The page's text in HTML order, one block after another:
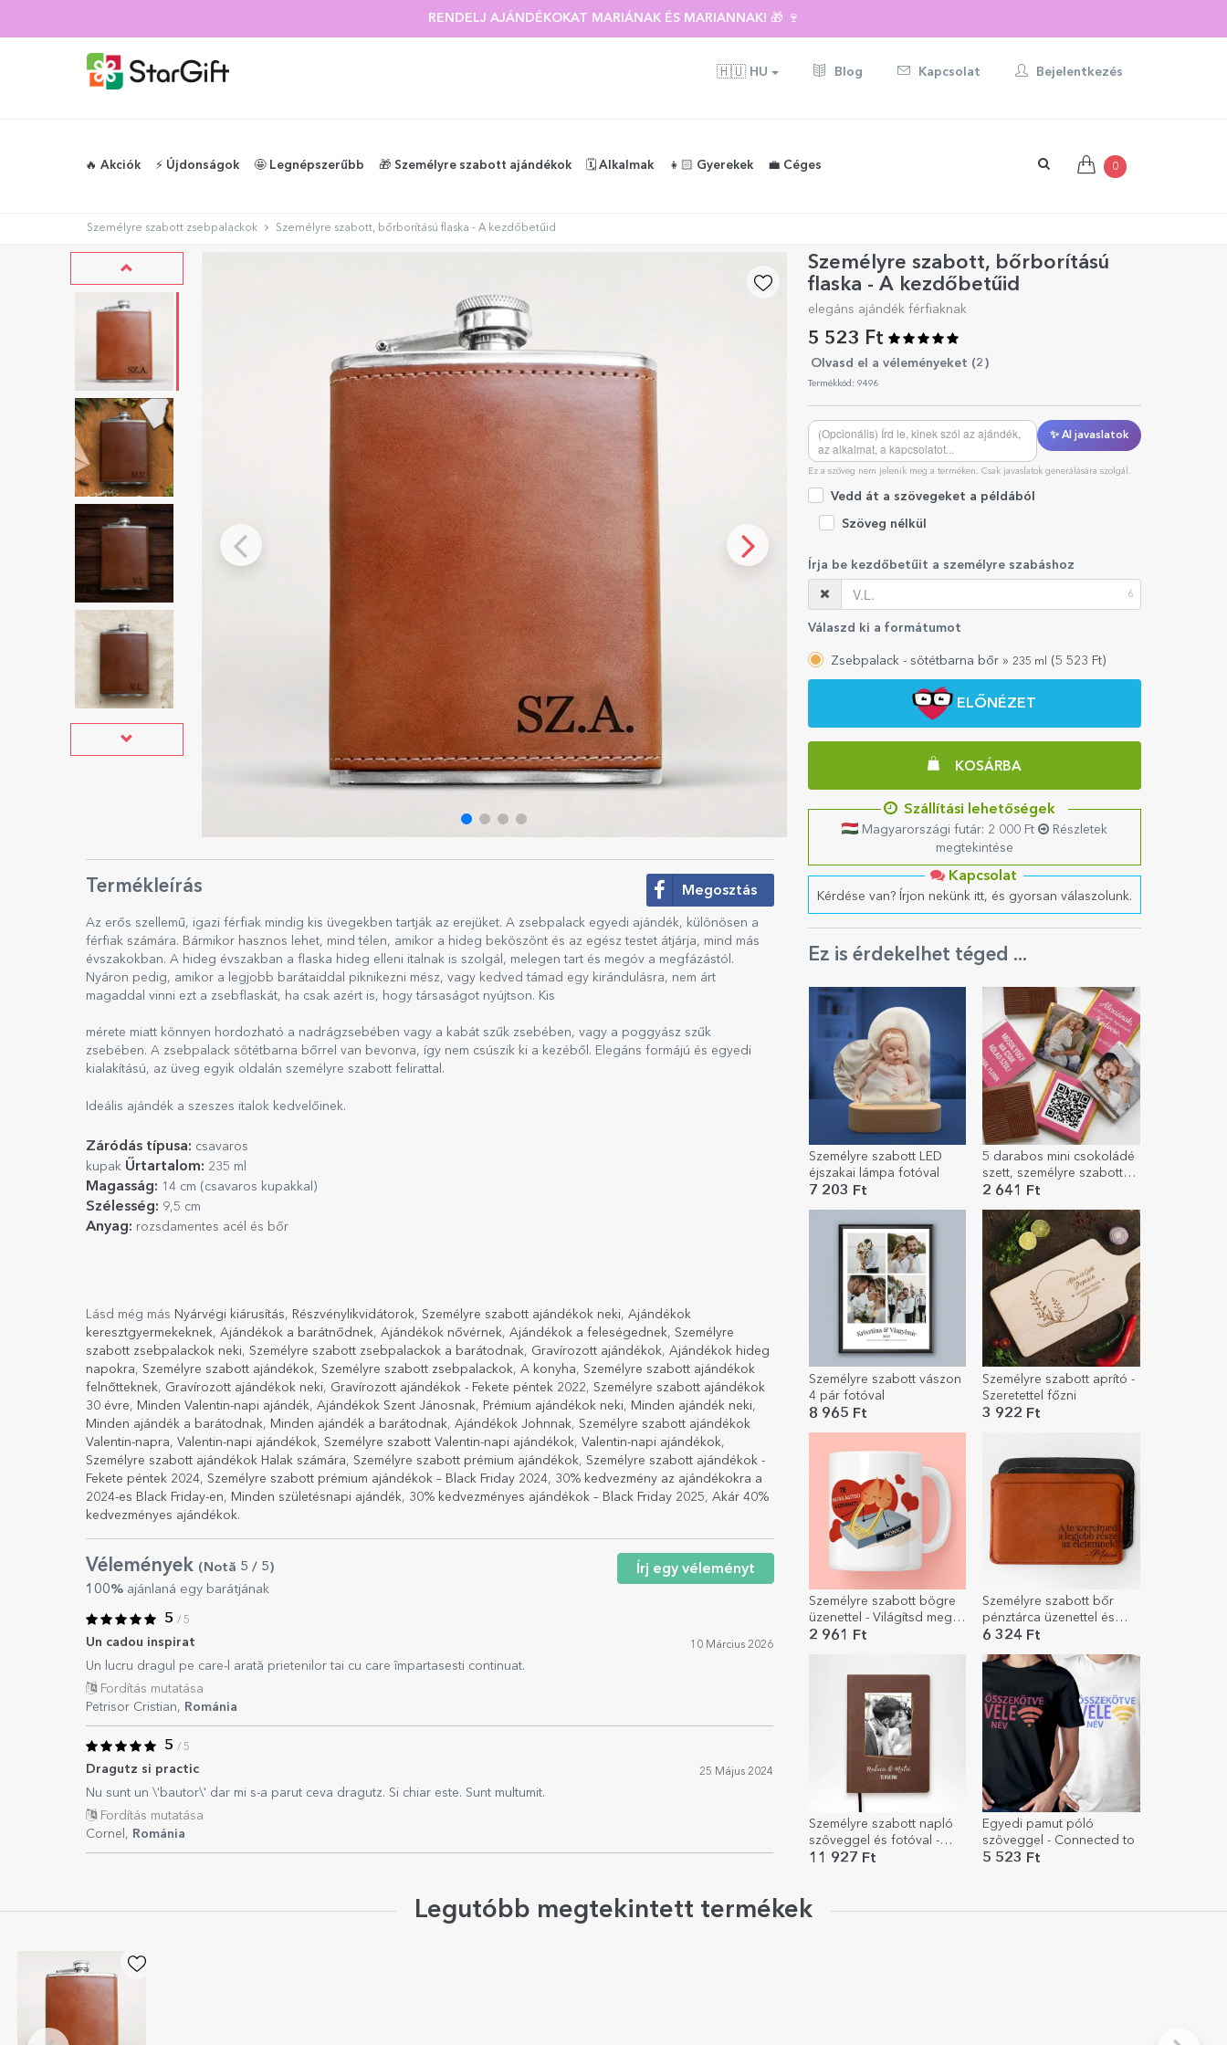
RENDELJ AJÁNDÉKOKAT MARIÁNAK ÉS MARIANNAK! 🎁 🍷
🇭🇺 HU Blog Kapcsolat Bejelentkezés
🔥 Akciók ⚡️ Újdonságok 🤩 Legnépszerűbb 🎁 Személyre szabott ajándékok 🗓️ Alkalmak 👧🏻 Gyerekek 💼 Céges 0
Személyre szabott zsebpalackok Személyre szabott, bőrborítású flaska - A kezdőbetűid
Személyre szabott, bőrborítású
flaska - A kezdőbetűid
elegáns ajándék férfiaknak
5 523 Ft
Olvasd el a véleményeket (2 )
Termékkód: 9496
✨ AI javaslatok
Ez a szöveg nem jelenik meg a terméken. Csak javaslatok generálására szolgál.
Vedd át a szövegeket a példából
Szöveg nélkül
Írja be kezdőbetűit a személyre szabáshoz
6
Válaszd ki a formátumot
Zsebpalack - sötétbarna bőr » 235 ml (5 523 Ft)
ELŐNÉZET
KOSÁRBA
Szállítási lehetőségek
Magyarországi futár: 2 000 Ft
Részletek
megtekintése
Kapcsolat
Kérdése van? Írjon nekünk itt, és gyorsan válaszolunk.
Ez is érdekelhet téged ...
Személyre szabott LED
éjszakai lámpa fotóval
7 203 Ft
5 darabos mini csokoládé
szett, személyre szabott
fotókkal, QR-kóddal és
különleg
2 641 Ft
Személyre szabott vászon
4 pár fotóval
8 965 Ft
Személyre szabott aprító -
Szeretettel főzni
3 922 Ft
Személyre szabott bögre
üzenettel - Világítsd meg a
szívem
2 961 Ft
Személyre szabott bőr
pénztárca üzenettel és
aláírással - A szerelmed
6 324 Ft
Személyre szabott napló
szöveggel és fotóval -
Tervek
11 927 Ft
Egyedi pamut póló
szöveggel - Connected to
5 523 Ft
Termékleírás Megosztás
Az erős szellemű, igazi férfiak mindig kis üvegekben tartják az erejüket. A zsebpalack egyedi ajándék, különösen a
férfiak számára. Bármikor hasznos lehet, mind télen, amikor a hideg beköszönt és az egész testet átjárja, mind más
évszakokban. A hideg évszakban a flaska hideg elleni italnak is szolgál, melegen tart és megóv a megfázástól.
Nyáron pedig, amikor a legjobb barátaiddal piknikezni mész, vagy kedved támad egy kirándulásra, nem árt
magaddal vinni ezt a zsebflaskát, ha csak azért is, hogy társaságot nyújtson. Kis
mérete miatt könnyen hordozható a nadrágzsebében vagy a kabát szűk zsebében, vagy a poggyász szűk
zsebében. A zsebpalack sötétbarna bőrrel van bevonva, így nem csúszik ki a kezéből. Elegáns formájú és egyedi
kialakítású, az üveg egyik oldalán személyre szabott felirattal.
Ideális ajándék a szeszes italok kedvelőinek.
Záródás típusa: csavaros
kupak Űrtartalom: 235 ml
Magasság: 14 cm (csavaros kupakkal)
Szélesség: 9,5 cm
Anyag: rozsdamentes acél és bőr
Lásd még más Nyárvégi kiárusítás, Részvénylikvidátorok, Személyre szabott ajándékok neki, Ajándékok
keresztgyermekeknek, Ajándékok a barátnődnek, Ajándékok nővérnek, Ajándékok a feleségednek, Személyre
szabott zsebpalackok neki, Személyre szabott zsebpalackok a barátodnak, Gravírozott ajándékok, Ajándékok hideg
napokra, Személyre szabott ajándékok, Személyre szabott zsebpalackok, A konyha, Személyre szabott ajándékok
felnőtteknek, Gravírozott ajándékok neki, Gravírozott ajándékok - Fekete péntek 2022, Személyre szabott ajándékok
30 évre, Minden Valentin-napi ajándék, Ajándékok Szent Jánosnak, Prémium ajándékok neki, Minden ajándék neki,
Minden ajándék a barátodnak, Minden ajándék a barátodnak, Ajándékok Johnnak, Személyre szabott ajándékok
Valentin-napra, Valentin-napi ajándékok, Személyre szabott Valentin-napi ajándékok, Valentin-napi ajándékok,
Személyre szabott ajándékok Halak számára, Személyre szabott prémium ajándékok, Személyre szabott ajándékok -
Fekete péntek 2024, Személyre szabott prémium ajándékok – Black Friday 2024, 30% kedvezmény az ajándékokra a
2024-es Black Friday-en, Minden születésnapi ajándék, 30% kedvezményes ajándékok – Black Friday 2025, Akár 40%
kedvezményes ajándékok.
Vélemények (Notă 5 / 5)
100% ajánlaná egy barátjának
Írj egy véleményt
5 / 5
Un cadou inspirat 10 Március 2026
Un lucru dragul pe care-l arată prietenilor tai cu care împartasesti continuat.
Fordítás mutatása
Petrisor Cristian, Románia
5 / 5
Dragutz si practic 25 Május 2024
Nu sunt un \'bautor\' dar mi s-a parut ceva dragutz. Si chiar este. Sunt multumit.
Fordítás mutatása
Cornel, Románia
Legutóbb megtekintett termékek